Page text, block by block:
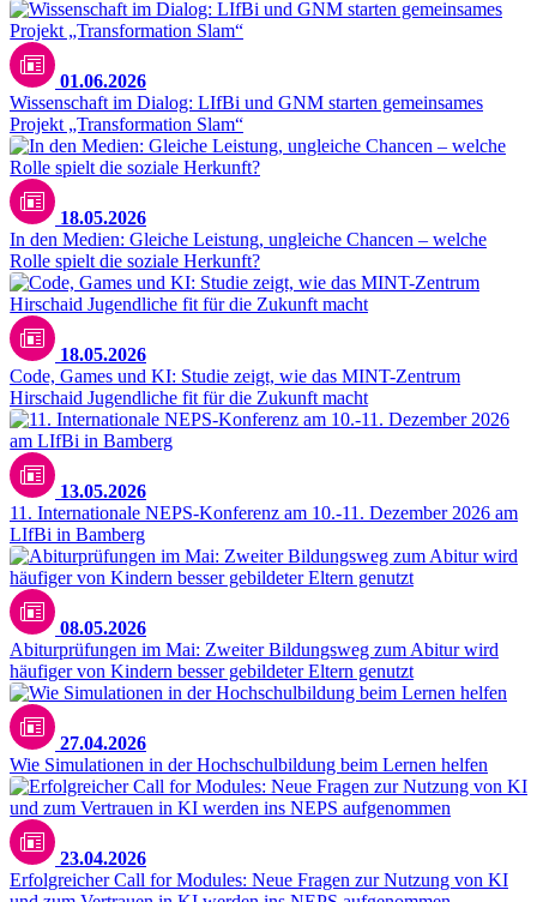
01.06.2026
Wissenschaft im Dialog: LIfBi und GNM starten gemeinsames
Projekt „Transformation Slam“
18.05.2026
In den Medien: Gleiche Leistung, ungleiche Chancen – welche
Rolle spielt die soziale Herkunft?
18.05.2026
Code, Games und KI: Studie zeigt, wie das MINT-Zentrum
Hirschaid Jugendliche fit für die Zukunft macht
13.05.2026
11. Internationale NEPS-Konferenz am 10.-11. Dezember 2026 am
LIfBi in Bamberg
08.05.2026
Abiturprüfungen im Mai: Zweiter Bildungsweg zum Abitur wird
häufiger von Kindern besser gebildeter Eltern genutzt
27.04.2026
Wie Simulationen in der Hochschulbildung beim Lernen helfen
23.04.2026
Erfolgreicher Call for Modules: Neue Fragen zur Nutzung von KI